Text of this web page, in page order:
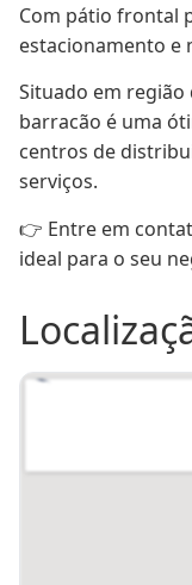
Com pátio frontal
estacionamento e
Situado em região
barracão é uma
centros de
serviços.
👉 Entre em
ideal para o seu